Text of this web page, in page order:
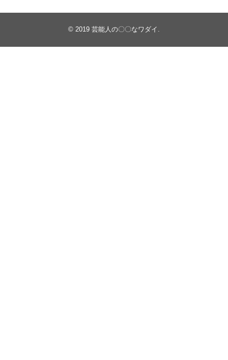
© 2019 芸能人の〇〇なワダイ